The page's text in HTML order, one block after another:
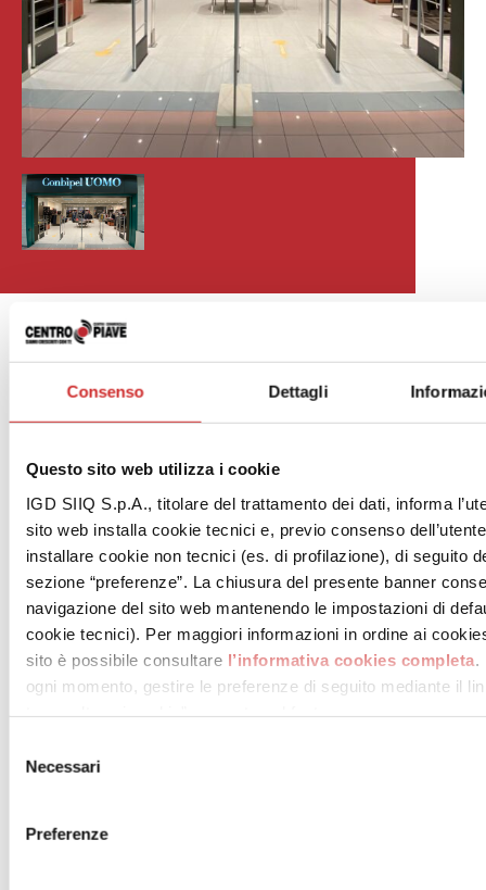
Consenso Dettagli
Questo sito web utilizza i cookie
IGD SIIQ S.p.A., titolare del trattamento dei dati, informa
sito web installa cookie tecnici e, previo consenso
installare cookie non tecnici (es. di profilazione), di seguito
sezione “preferenze”. La chiusura del presente banner
navigazione del sito web mantenendo le impostazioni di
cookie tecnici). Per maggiori informazioni in ordine ai
sito è possibile consultare l’informativa cookies completa
ogni momento, gestire le preferenze di seguito mediante il
delNecessari
Preferenze
.